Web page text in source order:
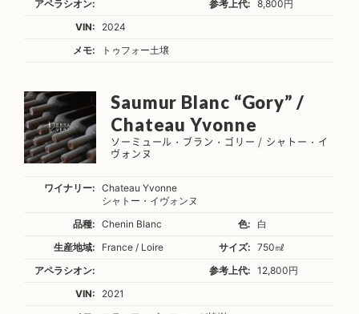
アペラシオン: 参考上代:
8,800円
VIN:
2024
メモ:
トゥフォー土壌
Saumur Blanc “Gory” /
Chateau Yvonne
ソーミュール・ブラン・ゴリー / シャトー・イ
ヴォンヌ
ワイナリー:
Chateau Yvonne
シャトー・イヴォンヌ
品種:
Chenin Blanc 色:
白
生産地域:
France / Loire サイズ:
750㎖
アペラシオン:
参考上代:
12,800円
VIN:
2021